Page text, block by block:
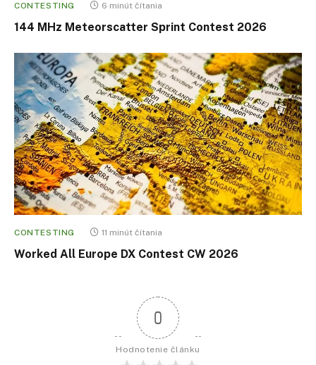
CONTESTING 6 minút čítania
144 MHz Meteorscatter Sprint Contest 2026
CONTESTING 11 minút čítania
Worked All Europe DX Contest CW 2026
0
Hodnotenie článku